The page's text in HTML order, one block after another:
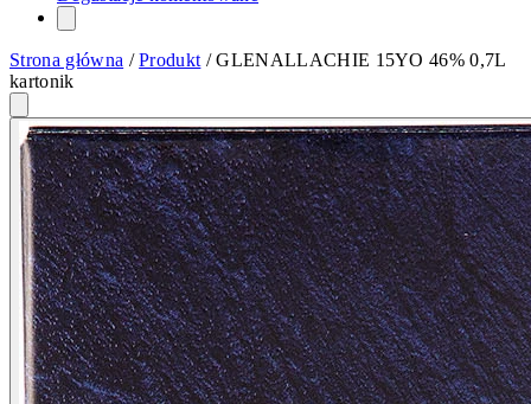
Strona główna /Produkt /GLENALLACHIE 15YO 46% 0,7L
kartonik